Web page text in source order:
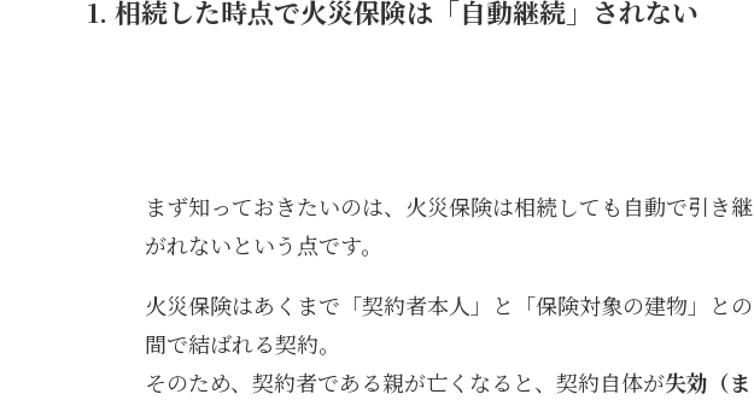
1. 相続した時点で火災保険は「自動継続」されない
まず知っておきたいのは、火災保険は相続しても自動で引き継
がれないという点です。
火災保険はあくまで「契約者本人」と「保険対象の建物」との
間で結ばれる契約。
そのため、契約者である親が亡くなると、契約自体が失効（ま